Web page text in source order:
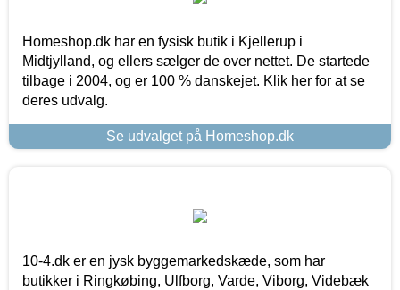
Homeshop.dk har en fysisk butik i Kjellerup i
Midtjylland, og ellers sælger de over nettet. De startede
tilbage i 2004, og er 100 % danskejet. Klik her for at se
deres udvalg.
Se udvalget på Homeshop.dk
10-4.dk er en jysk byggemarkedskæde, som har
butikker i Ringkøbing, Ulfborg, Varde, Viborg, Videbæk